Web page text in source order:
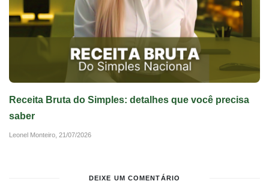
Receita Bruta do Simples: detalhes que você precisa
saber
Leonel Monteiro, 21/07/2026
DEIXE UM COMENTÁRIO